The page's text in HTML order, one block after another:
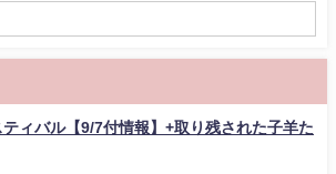
ィバル【9/7付情報】+取り残された子羊た